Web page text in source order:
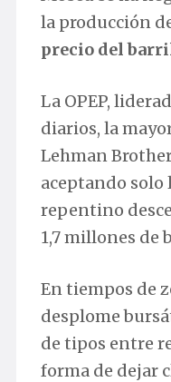
la producción
precio del
La OPEP,
diarios, la
Lehman
aceptando solo
repentino
1,7 millones de
En tiempos de
desplome
de tipos entre
forma de dejar